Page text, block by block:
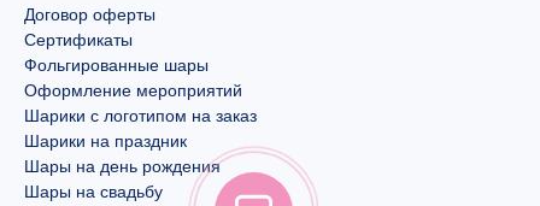
Договор оферты
Сертификаты
Фольгированные шары
Оформление мероприятий
Шарики с логотипом на заказ
Шарики на праздник
Шары на день рождения
Шары на свадьбу